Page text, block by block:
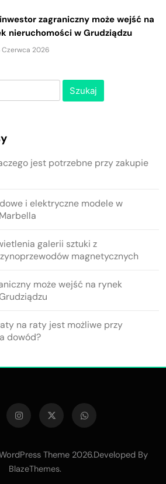
zagraniczny może wejść na
nieruchomości w Grudziądzu
Czerwca 2026
jest potrzebne przy zakupie
i elektryczne modele w
galerii sztuki z
magnetycznych
może wejść na rynek
na raty jest możliwe przy
dowód?
Theme 2026.Developed By
BlazeThemes.